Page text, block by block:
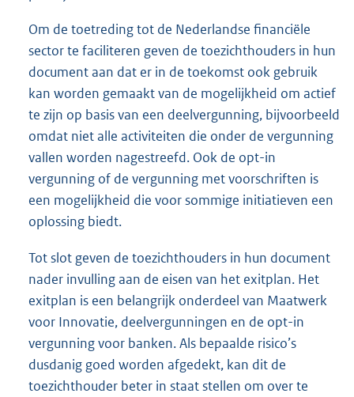
Om de toetreding tot de Nederlandse financiële
sector te faciliteren geven de toezichthouders in hun
document aan dat er in de toekomst ook gebruik
kan worden gemaakt van de mogelijkheid om actief
te zijn op basis van een deelvergunning, bijvoorbeeld
omdat niet alle activiteiten die onder de vergunning
vallen worden nagestreefd. Ook de opt-in
vergunning of de vergunning met voorschriften is
een mogelijkheid die voor sommige initiatieven een
oplossing biedt.
Tot slot geven de toezichthouders in hun document
nader invulling aan de eisen van het exitplan. Het
exitplan is een belangrijk onderdeel van Maatwerk
voor Innovatie, deelvergunningen en de opt-in
vergunning voor banken. Als bepaalde risico’s
dusdanig goed worden afgedekt, kan dit de
toezichthouder beter in staat stellen om over te